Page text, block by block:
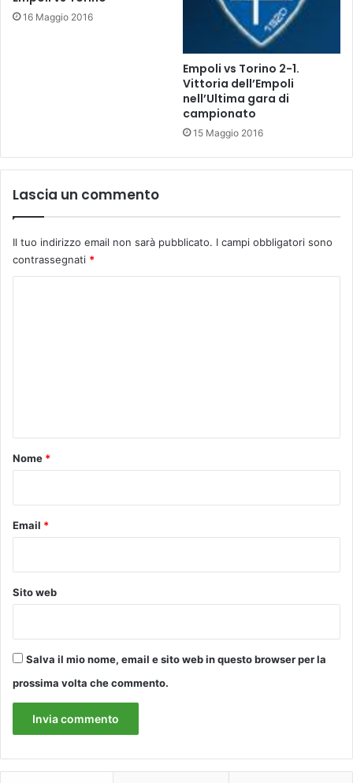
t
z
n
16 Maggio 2016
Empoli vs Torino 2-1.
Vittoria dell’Empoli
nell’Ultima gara di
campionato
15 Maggio 2016
Lascia un commento
Il tuo indirizzo email non sarà pubblicato. I campi obbligatori sono
contrassegnati *
o
Nome *
Email *
Sito web
Salva il mio nome, email e sito web in questo browser per la
prossima volta che commento.